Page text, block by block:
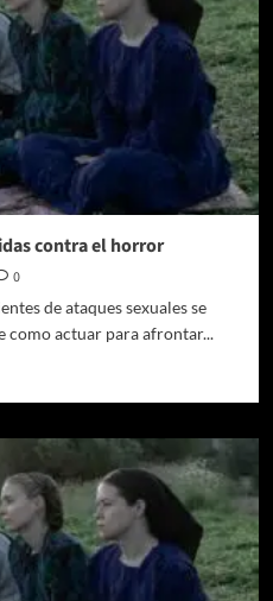
contra el horror
0
de ataques sexuales se
como actuar para afrontar...